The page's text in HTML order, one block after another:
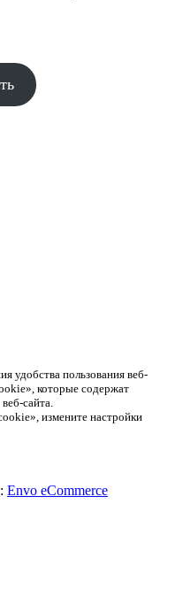
удобства пользования веб-
которые содержат
сайта.
измените настройки
Envo eCommerce